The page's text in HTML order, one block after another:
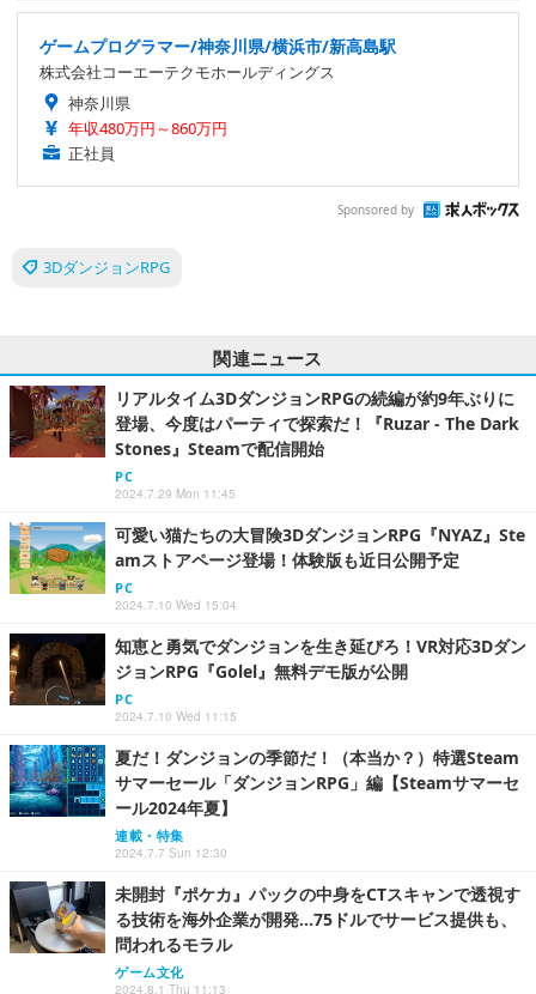
ゲームプログラマー/神奈川県/横浜市/新高島駅
株式会社コーエーテクモホールディングス
神奈川県
年収480万円～860万円
正社員
Sponsored by
3DダンジョンRPG
関連ニュース
リアルタイム3DダンジョンRPGの続編が約9年ぶりに
登場、今度はパーティで探索だ！『Ruzar - The Dark
Stones』Steamで配信開始
PC
2024.7.29 Mon 11:45
可愛い猫たちの大冒険3DダンジョンRPG『NYAZ』Ste
amストアページ登場！体験版も近日公開予定
PC
2024.7.10 Wed 15:04
知恵と勇気でダンジョンを生き延びろ！VR対応3Dダン
ジョンRPG『Golel』無料デモ版が公開
PC
2024.7.10 Wed 11:15
夏だ！ダンジョンの季節だ！（本当か？）特選Steam
サマーセール「ダンジョンRPG」編【Steamサマーセ
ール2024年夏】
連載・特集
2024.7.7 Sun 12:30
未開封『ポケカ』パックの中身をCTスキャンで透視す
る技術を海外企業が開発…75ドルでサービス提供も、
問われるモラル
ゲーム文化
2024.8.1 Thu 11:13